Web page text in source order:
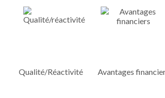
Qualité/Réactivité Avantages